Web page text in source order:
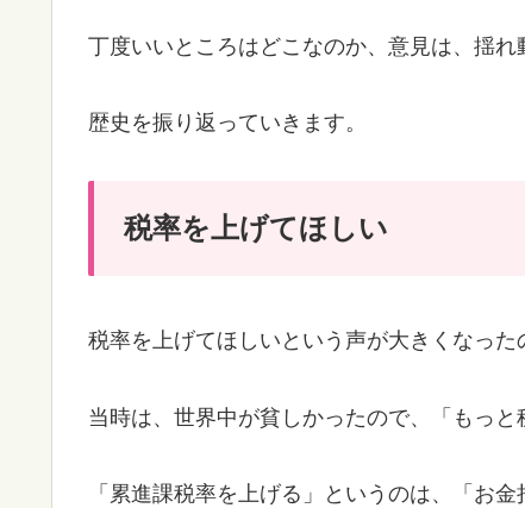
丁度いいところはどこなのか、意見は、揺れ
歴史を振り返っていきます。
税率を上げてほしい
税率を上げてほしいという声が大きくなった
当時は、世界中が貧しかったので、「もっ
「累進課税率を上げる」というのは、「お